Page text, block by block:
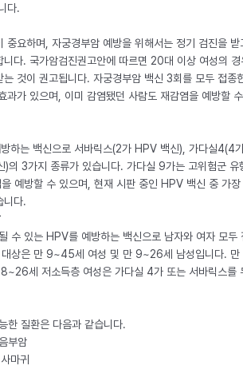
다.
중요하며, 자궁경부암 예방을 위해서는 정기 검진을 받
다. 국가암검진권고안에 따르면 20대 이상 여성의
것이 권고됩니다. 자궁경부암 백신 3회를 모두 접종
가 있으며, 이미 감염됐던 사람도 재감염을 예방할
하는 백신으로 서바릭스(2가 HPV 백신), 가다실4(4
의 3가지 종류가 있습니다. 가다실 9가는 고위험군 유
예방할 수 있으며, 현재 시판 중인 HPV 백신 중 가장
니다.
수 있는 HPV를 예방하는 백신으로 남자와 여자 모두
대상은 만 9~45세 여성 및 만 9~26세 남성입니다. 만
세 저소득층 여성은 가다실 4가 또는 서바릭스를
한 질환은 다음과 같습니다.
부암
마귀